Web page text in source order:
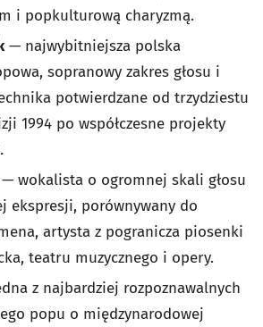
i popkulturową charyzmą.
— najwybitniejsza polska
sopranowy zakres głosu i
potwierdzane od trzydziestu
1994 po współczesne projekty
wokalista o ogromnej skali głosu
ekspresji, porównywany do
artysta z pogranicza piosenki
teatru muzycznego i opery.
z najbardziej rozpoznawalnych
popu o międzynarodowej